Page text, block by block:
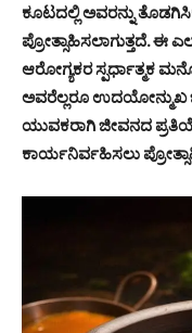
ಕೂಟದಲ್ಲಿ ಅವರನ್ನು
ಪ್ರೋತ್ಸಾಹಿಸಲಾಗುತ್ತದೆ. ಈ
ಆರೋಗ್ಯಕರ ಸ್ಪರ್ಧಾತ್ಮಕ
ಅವರೆಲ್ಲರೂ ಉದಯೋನ್ಮುಖ
ಯುವಕರಾಗಿ ಜೀವನದ
ಕಾರ್ಯನಿರ್ವಹಿಸಲು